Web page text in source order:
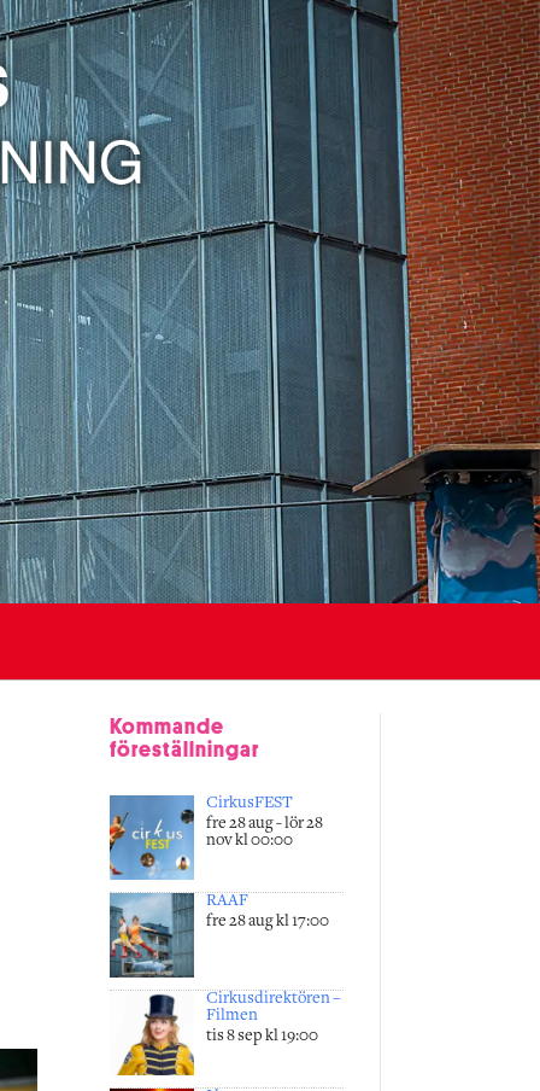
Kommande
föreställningar
CirkusFEST
fre 28 aug - lör 28
nov kl 00:00
RAAF
fre 28 aug kl 17:00
Cirkusdirektören –
Filmen
tis 8 sep kl 19:00